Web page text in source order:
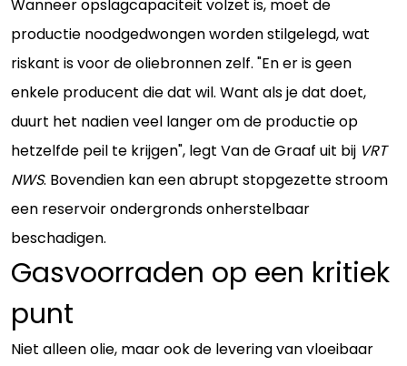
Wanneer opslagcapaciteit volzet is, moet de
productie noodgedwongen worden stilgelegd, wat
riskant is voor de oliebronnen zelf. "En er is geen
enkele producent die dat wil. Want als je dat doet,
duurt het nadien veel langer om de productie op
hetzelfde peil te krijgen", legt Van de Graaf uit bij VRT
NWS. Bovendien kan een abrupt stopgezette stroom
een reservoir ondergronds onherstelbaar
beschadigen.
Gasvoorraden op een kritiek
punt
Niet alleen olie, maar ook de levering van vloeibaar